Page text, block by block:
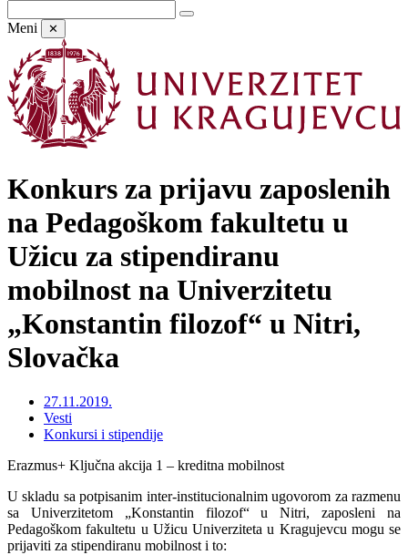
Meni ✕
Konkurs za prijavu zaposlenih
na Pedagoškom fakultetu u
Užicu za stipendiranu
mobilnost na Univerzitetu
„Konstantin filozof“ u Nitri,
Slovačka
27.11.2019.
Vesti
Konkursi i stipendije
Erazmus+ Ključna akcija 1 – kreditna mobilnost
U skladu sa potpisanim inter-institucionalnim ugovorom za razmenu
sa Univerzitetom „Konstantin filozof“ u Nitri, zaposleni na
Pedagoškom fakultetu u Užicu Univerziteta u Kragujevcu mogu se
prijaviti za stipendiranu mobilnost i to: